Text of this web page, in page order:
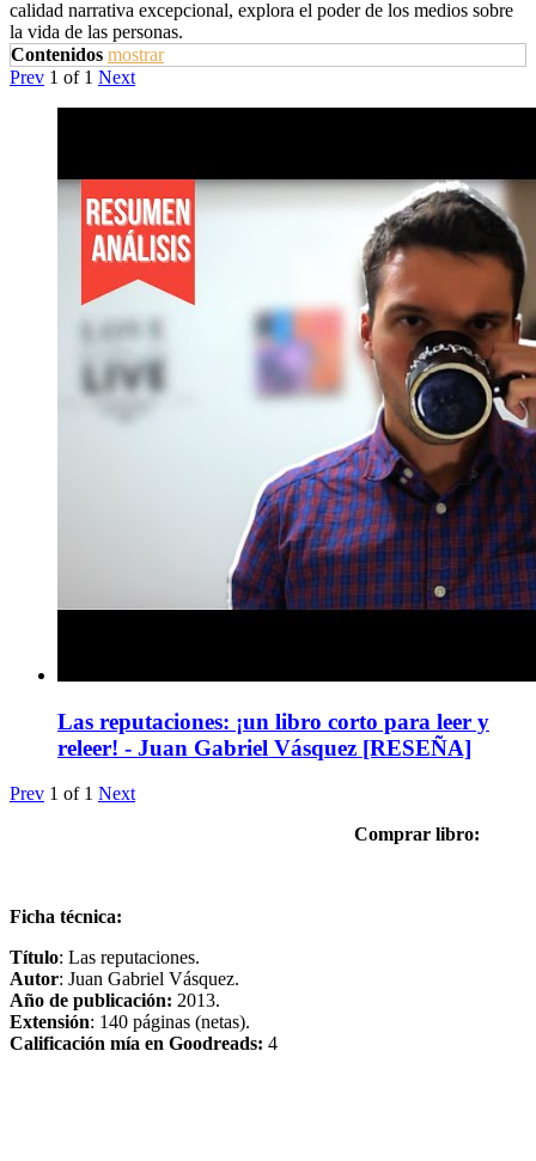
calidad narrativa excepcional, explora el poder de los medios sobre
la vida de las personas.
Contenidos mostrar
Prev 1 of 1 Next
Las reputaciones: ¡un libro corto para leer y
releer! - Juan Gabriel Vásquez [RESEÑA]
Prev 1 of 1 Next
Ficha técnica:
Título: Las reputaciones.
Autor: Juan Gabriel Vásquez.
Año de publicación: 2013.
Extensión: 140 páginas (netas).
Calificación mía en Goodreads: 4
Comprar libro: